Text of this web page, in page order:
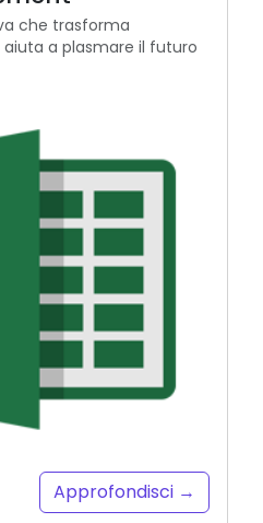
che trasforma
aiuta a plasmare il futuro
Approfondisci →